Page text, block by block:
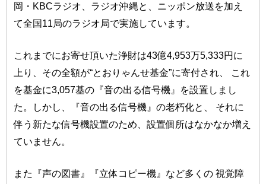
岡・KBCラジオ、ラジオ沖縄と、ニッポン放送を加え
て全国11局のラジオ局で実施しています。
これまでにお寄せ頂いた浄財は43億4,953万5,333円に
上り、その全額が“とおりゃんせ基金”に寄付され、 これ
を基金に3,057基の『音の出る信号機』を設置しまし
た。しかし、『音の出る信号機』の老朽化と、 それに
伴う新たな信号機設置のため、設置個所はなかなか増え
ていません。
また『声の図書』『立体コピー機』など多くの 視覚障